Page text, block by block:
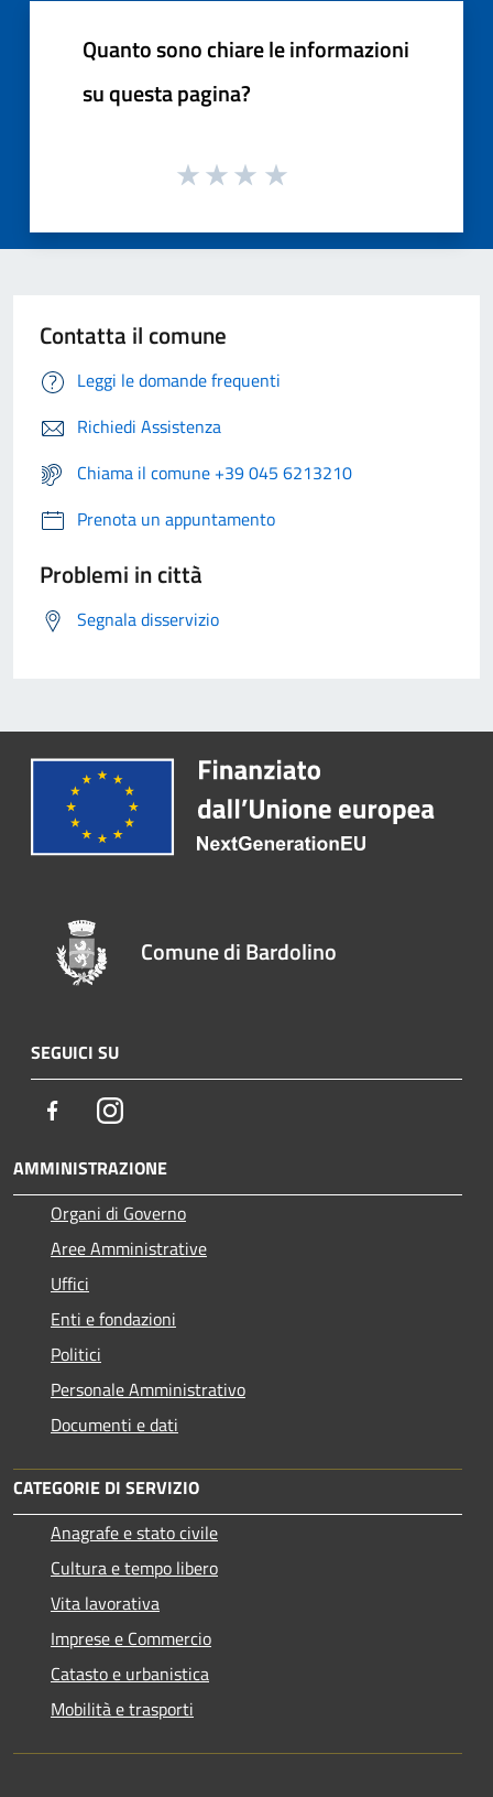
Quanto sono chiare le informazioni
su questa pagina?
Contatta il comune
Leggi le domande frequenti
Richiedi Assistenza
Chiama il comune +39 045 6213210
Prenota un appuntamento
Problemi in città
Segnala disservizio
Comune di Bardolino
SEGUICI SU
FacebookInstagram
AMMINISTRAZIONE
Organi di Governo
Aree Amministrative
Uffici
Enti e fondazioni
Politici
Personale Amministrativo
Documenti e dati
CATEGORIE DI SERVIZIO
Anagrafe e stato civile
Cultura e tempo libero
Vita lavorativa
Imprese e Commercio
Catasto e urbanistica
Mobilità e trasporti